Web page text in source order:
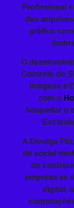
Profissional
dos
gráfico
O
Controle do
Imagens e
com o
hospedar o
A Divulga
de social
de
empresa se
digital,